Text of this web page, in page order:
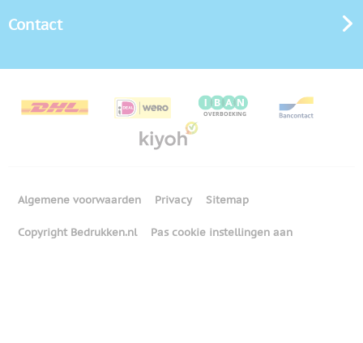
Contact
Algemene voorwaarden Privacy Sitemap
Copyright Bedrukken.nl Pas cookie instellingen aan